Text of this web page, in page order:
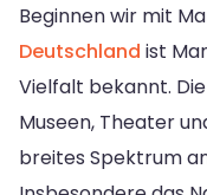
Beginnen wir mit
Deutschland ist
Vielfalt bekannt.
Museen, Theater
breites Spektrum